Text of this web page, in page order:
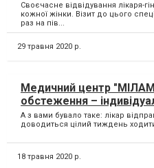
Своєчасне відвідування лікаря-
кожної жінки. Візит до цього
раз на пів...
29 травня 2020 р.
Медичний центр
обстеження –
А з вами бувало таке: лікар
доводиться цілий тиждень
18 травня 2020 р.